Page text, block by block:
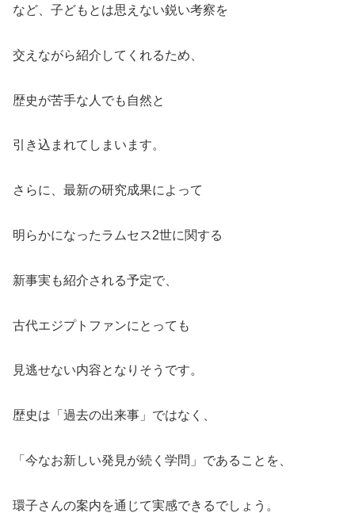
など、子どもとは思えない鋭い考察を
交えながら紹介してくれるため、
歴史が苦手な人でも自然と
引き込まれてしまいます。
さらに、最新の研究成果によって
明らかになったラムセス2世に関する
新事実も紹介される予定で、
古代エジプトファンにとっても
見逃せない内容となりそうです。
歴史は「過去の出来事」ではなく、
「今なお新しい発見が続く学問」であることを、
環子さんの案内を通じて実感できるでしょう。